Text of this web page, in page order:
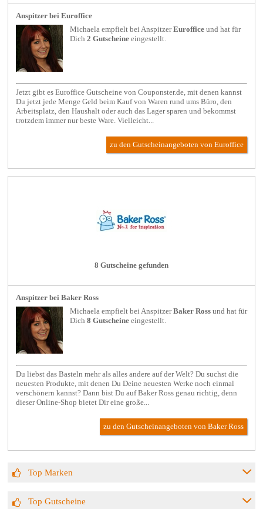
Anspitzer bei Euroffice
Michaela empfielt bei Anspitzer Euroffice und hat für
Dich2 Gutscheine eingestellt.
Jetzt gibt es Euroffice Gutscheine von Couponster.de, mit denen kannst
Du jetzt jede Menge Geld beim Kauf von Waren rund ums Büro, den
Arbeitsplatz, den Haushalt oder auch das Lager sparen und bekommst
trotzdem immer nur beste Ware. Vielleicht...
zu den Gutscheinangeboten von Euroffice
8 Gutscheine gefunden
Anspitzer bei Baker Ross
Michaela empfielt bei Anspitzer Baker Ross und hat für
Dich8 Gutscheine eingestellt.
Du liebst das Basteln mehr als alles andere auf der Welt? Du suchst die
neuesten Produkte, mit denen Du Deine neuesten Werke noch einmal
verschönern kannst? Dann bist Du auf Baker Ross genau richtig, denn
dieser Online-Shop bietet Dir eine große...
zu den Gutscheinangeboten von Baker Ross
Top Marken
Top Gutscheine